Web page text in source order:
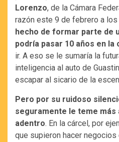
Lorenzo, de la Cámara
razón este 9 de febrero a los
hecho de formar parte de
podría pasar 10 años en la
ir. A eso se le sumaría la
inteligencia al auto de
escapar al sicario de la
Pero por su ruidoso
seguramente le teme más
adentro. En la cárcel, por
que supieron hacer